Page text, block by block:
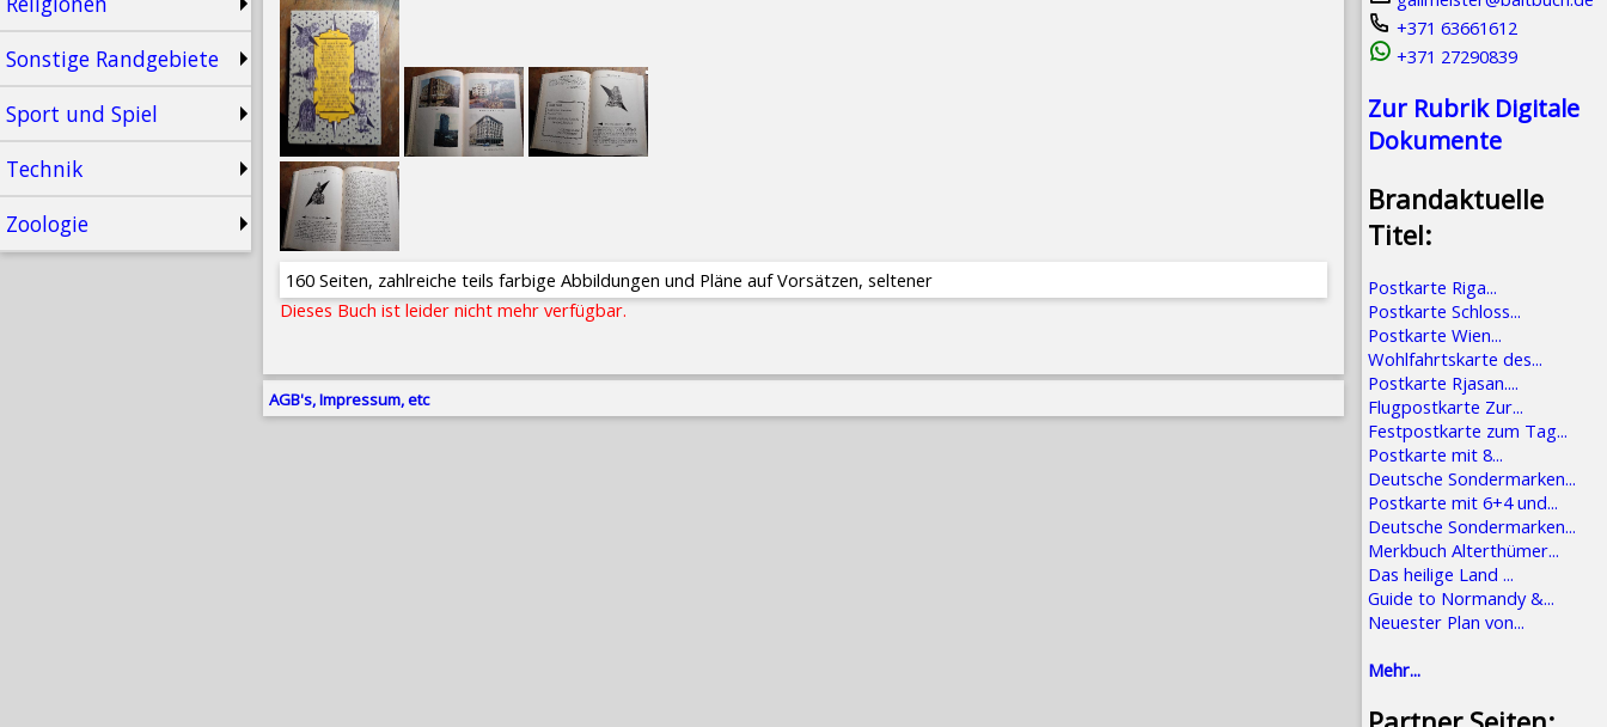
Sonstige Randgebiete
Sport und Spiel
Technik
Zoologie
+371 63661612
+371 27290839
Zur Rubrik Digitale
Dokumente
Brandaktuelle
Titel:
Postkarte Riga...
Postkarte Schloss...
Postkarte Wien...
Wohlfahrtskarte des...
Postkarte Rjasan....
Flugpostkarte Zur...
Festpostkarte zum Tag...
Postkarte mit 8...
Deutsche Sondermarken...
Postkarte mit 6+4 und...
Deutsche Sondermarken...
Merkbuch Alterthümer...
Das heilige Land ...
Guide to Normandy &...
Neuester Plan von...
Mehr...
160 Seiten, zahlreiche teils farbige Abbildungen und Pläne auf Vorsätzen, seltener
Dieses Buch ist leider nicht mehr verfügbar.
AGB's, Impressum, etc